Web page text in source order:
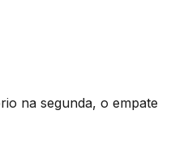
na segunda, o empate